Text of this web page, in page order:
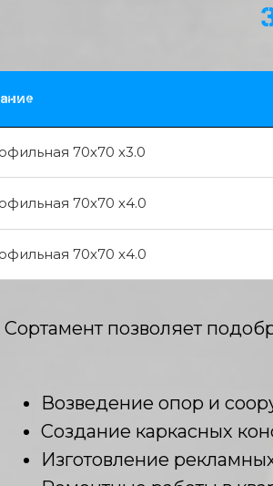
70х70 х3.0
70х70 х4.0
70х70 х4.0
Сортамент позволяет
Возведение опор и
Создание каркасных
Изготовление